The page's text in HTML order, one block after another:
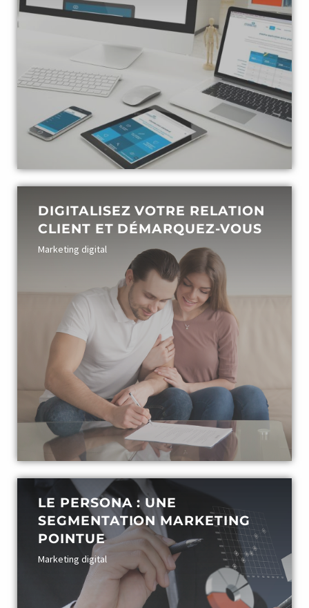
siteweb
DIGITALISEZ VOTRE RELATION
CLIENT ET DÉMARQUEZ-VOUS
Marketing digital
LE PERSONA : UNE
SEGMENTATION MARKETING
POINTUE
Marketing digital